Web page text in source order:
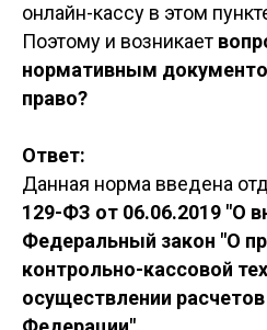
онлайн-кассу в этом
Поэтому и возникает
нормативным
право?
Ответ:
Данная норма введена
129-ФЗ от 06.06.2019 "О
Федеральный закон "О
контрольно-кассовой
осуществлении